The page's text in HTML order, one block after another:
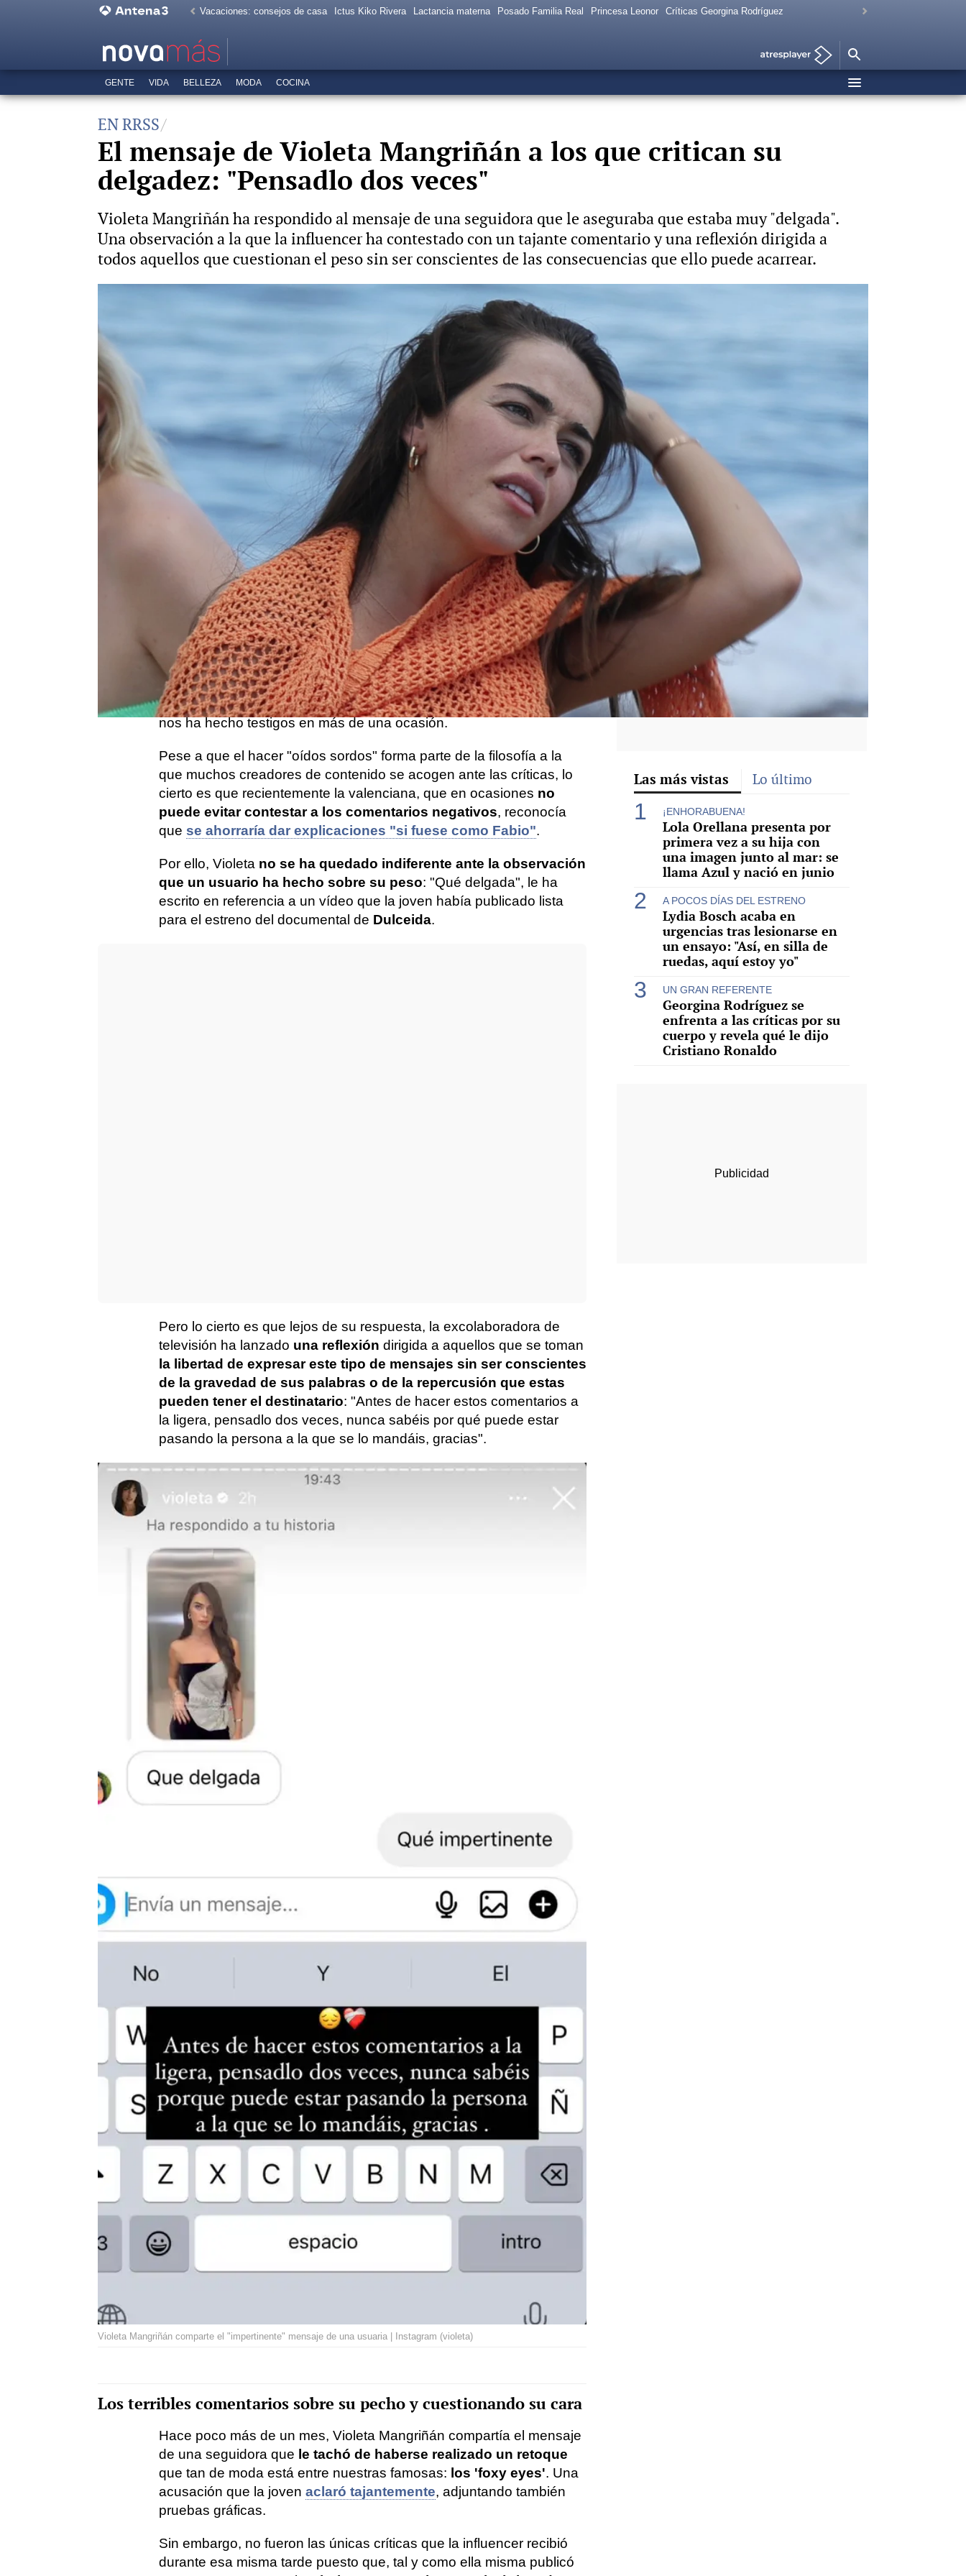
Vacaciones: consejos de casa Ictus Kiko Rivera Lactancia materna Posado Familia Real Princesa Leonor Críticas Georgina Rodríguez
GENTE VIDA BELLEZA MODA COCINA
EN RRSS
El mensaje de Violeta Mangriñán a los que critican su
delgadez: "Pensadlo dos veces"
Violeta Mangriñán ha respondido al mensaje de una seguidora que le aseguraba que estaba muy "delgada".
Una observación a la que la influencer ha contestado con un tajante comentario y una reflexión dirigida a
todos aquellos que cuestionan el peso sin ser conscientes de las consecuencias que ello puede acarrear.
Violeta Mangriñán muestra sin filtros las arañas vasculares de su pierna: "Me da bastante complejo"
Violeta Mangriñán responde tajante a los que le acusan de haberse retocado el abdomen: "Esta soy yo"
Mariam Armiñana
03 de noviembre de 2022, 14:28
WhatsappFacebook
X Flipboard
Violeta Mangriñánha hecho uso de sus redes para compartir
mensaje que ella misma ha tachado de "impertinente". Y es que,
para bien o para mal, son muchos los sentimientos que despierta la
influencer entre su comunidad de seguidores, tal y como ella misma
nos ha hecho testigos en más de una ocasión.
Pese a que el hacer "oídos sordos" forma parte de la filosofía a la
que muchos creadores de contenido se acogen ante las críticas, lo
cierto es que recientemente la valenciana, que en ocasiones no
puede evitar contestar a los comentarios negativos, reconocía
que se ahorraría dar explicaciones "si fuese como Fabio".
Por ello, Violeta no se ha quedado indiferente ante la observación
que un usuario ha hecho sobre su peso: "Qué delgada", le ha
escrito en referencia a un vídeo que la joven había publicado lista
para el estreno del documental de Dulceida.
Pero lo cierto es que lejos de su respuesta, la excolaboradora de
televisión ha lanzado una reflexión dirigida a aquellos que se toman
la libertad de expresar este tipo de mensajes sin ser conscientes
de la gravedad de sus palabras o de la repercusión que estas
pueden tener el destinatario: "Antes de hacer estos comentarios a
la ligera, pensadlo dos veces, nunca sabéis por qué puede estar
pasando la persona a la que se lo mandáis, gracias".
Violeta Mangriñán comparte el "impertinente" mensaje de una usuaria | Instagram (violeta)
Los terribles comentarios sobre su pecho y cuestionando su cara
Hace poco más de un mes, Violeta Mangriñán compartía el mensaje
de una seguidora que le tachó de haberse realizado un retoque
que tan de moda está entre nuestras famosas: los 'foxy eyes'. Una
acusación que la joven aclaró tajantemente, adjuntando también
pruebas gráficas.
Sin embargo, no fueron las únicas críticas que la influencer recibió
durante esa misma tarde puesto que, tal y como ella misma publicó
Las más vistas Lo último
¡ENHORABUENA!
Lola Orellana presenta por
primera vez a su hija con
una imagen junto al mar: se
llama Azul y nació en junio
A POCOS DÍAS DEL ESTRENO
Lydia Bosch acaba en
urgencias tras lesionarse en
un ensayo: "Así, en silla de
ruedas, aquí estoy yo"
UN GRAN REFERENTE
Georgina Rodríguez se
enfrenta a las críticas por su
cuerpo y revela qué le dijo
Cristiano Ronaldo